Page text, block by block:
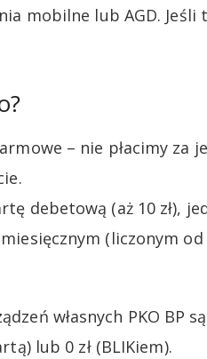
mobilne lub AGD.
– nie płacimy za
debetową (aż 10 zł),
(liczonym
własnych PKO BP
lub 0 zł (BLIKiem).